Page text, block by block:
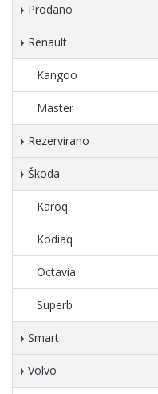
Prodano
Renault
Kangoo
Master
Rezervirano
Škoda
Karoq
Kodiaq
Octavia
Superb
Smart
Volvo